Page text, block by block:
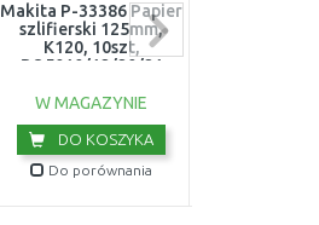
Makita P-33386 Papier
szlifierski 125mm,
K120, 10szt,
BO5010/12/20/21
W MAGAZYNIE
DO KOSZYKA
Do porównania